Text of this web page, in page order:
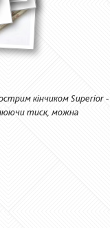
кінчиком Superior -
тиск, можна